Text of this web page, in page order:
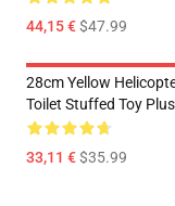
44,15 €$47.99
28cm Yellow
Toilet Stuffed Toy
33,11 €$35.99